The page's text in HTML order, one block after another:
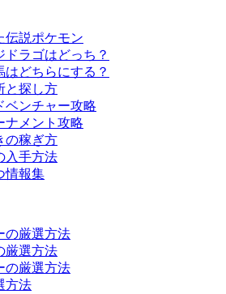
伝説ポケモン
ドラゴはどっち？
どちらにする？
と探し方
ベンチャー攻略
ナメント攻略
の稼ぎ方
入手方法
情報集
の厳選方法
厳選方法
の厳選方法
方法